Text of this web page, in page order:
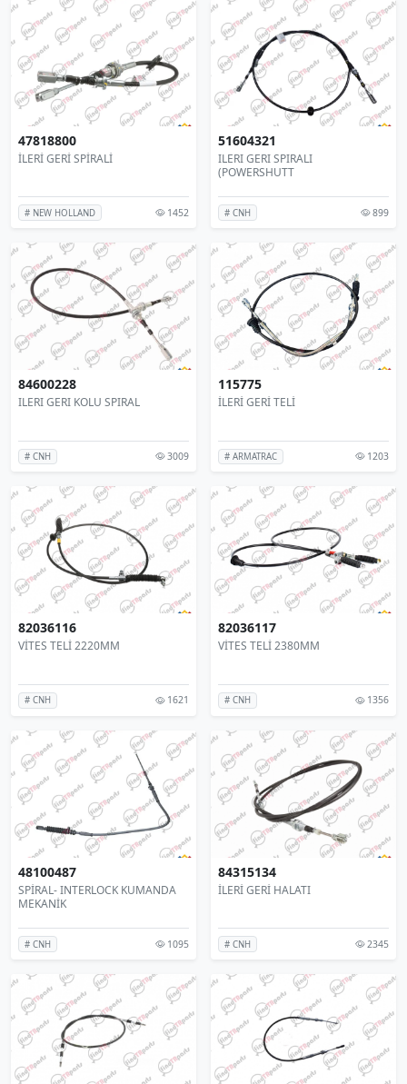
47818800
İLERİ GERİ SPİRALİ
# NEW HOLLAND 1452
51604321
ILERI GERI SPIRALI
(POWERSHUTT
# CNH 899
84600228
ILERI GERI KOLU SPIRAL
# CNH 3009
115775
İLERİ GERİ TELİ
# ARMATRAC 1203
82036116
VİTES TELİ 2220MM
# CNH 1621
82036117
VİTES TELİ 2380MM
# CNH 1356
48100487
SPİRAL- INTERLOCK KUMANDA
MEKANİK
# CNH 1095
84315134
İLERİ GERİ HALATI
# CNH 2345